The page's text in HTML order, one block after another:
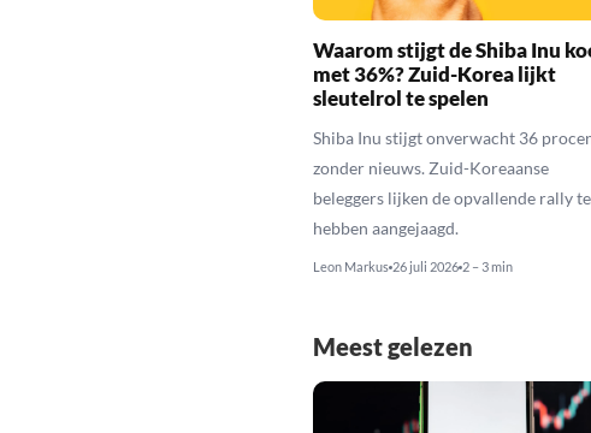
Waarom stijgt de Shiba Inu
met 36%? Zuid-Korea lijkt
sleutelrol te spelen
Shiba Inu stijgt onverwacht 36
zonder nieuws. Zuid-Koreaanse
beleggers lijken de opvallende rally te
hebben aangejaagd.
Leon Markus 26 juli 2026 2 – 3 min
Meest gelezen